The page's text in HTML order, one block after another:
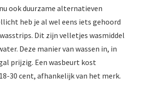
ook duurzame alternatieven
heb je al wel eens iets gehoord
Dit zijn velletjes wasmiddel
Deze manier van wassen in, in
prijzig. Een wasbeurt kost
30 cent, afhankelijk van het merk.